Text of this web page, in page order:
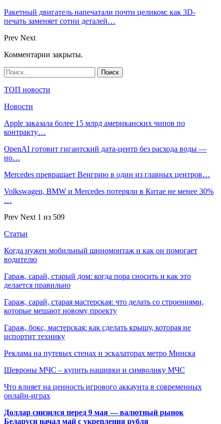
Ракетный двигатель напечатали почти целиком: как 3D-
печать заменяет сотни деталей…
Prev Next
Комментарии закрыты.
ТОП новости
Новости
Apple заказала более 15 млрд американских чипов по
контракту…
OpenAI готовит гигантский дата-центр без расхода воды —
но…
Mercedes превращает Венгрию в один из главных центров…
Volkswagen, BMW и Mercedes потеряли в Китае не менее 30%
…
Prev Next 1 из 509
Статьи
Когда нужен мобильный шиномонтаж и как он помогает
водителю
Гараж, сарай, старый дом: когда пора сносить и как это
делается правильно
Гараж, сарай, старая мастерская: что делать со строениями,
которые мешают новому проекту
Гараж, бокс, мастерская: как сделать крышу, которая не
испортит технику
Реклама на путевых стенах и эскалаторах метро Минска
Шевроны МЧС – купить нашивки и символику МЧС
Что влияет на ценность игрового аккаунта в современных
онлайн-играх
Доллар снизился перед 9 мая — валютный рынок
Беларуси начал май с укрепления рубля